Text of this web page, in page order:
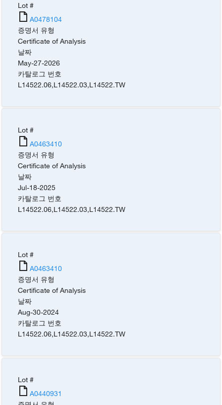
Lot #
A0478104
증명서 유형
Certificate of Analysis
날짜
May-27-2026
카탈로그 번호
L14522.06,L14522.03,L14522.TW
Lot #
A0463410
증명서 유형
Certificate of Analysis
날짜
Jul-18-2025
카탈로그 번호
L14522.06,L14522.03,L14522.TW
Lot #
A0463410
증명서 유형
Certificate of Analysis
날짜
Aug-30-2024
카탈로그 번호
L14522.06,L14522.03,L14522.TW
Lot #
A0440931